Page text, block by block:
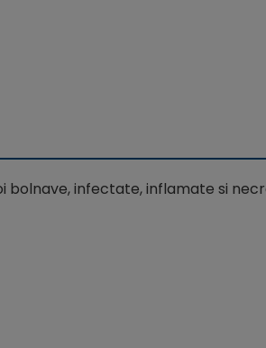
infectate, inflamate si